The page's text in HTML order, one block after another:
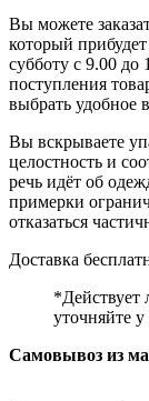
Вы можете
который
субботу с 9.00 до
поступления
выбрать удобное
Вы вскрываете
целостность и
речь идёт об
примерки
отказаться
Доставка
*Действует
уточняйте
Самовывоз из